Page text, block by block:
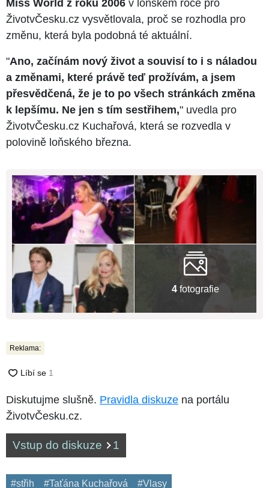
Miss World z roku 2006 v loňském roce pro
ŽivotvČesku.cz vysvětlovala, proč se rozhodla pro
změnu, která byla podobná té aktuální.
"Ano, začínám nový život a souvisí to i s náladou
a změnami, které právě teď prožívám, a jsem
přesvědčená, že je to po všech stránkách změna
k lepšímu. Ne jen s tím sestřihem," uvedla pro
ŽivotvČesku.cz Kuchařová, která se rozvedla v
polovině loňského března.
4 fotografie
Reklama:
Diskutujme slušně. Pravidla diskuze na portálu
ŽivotvČesku.cz.
Vstup do diskuze 1
#střih #Taťána Kuchařová #Vlasy